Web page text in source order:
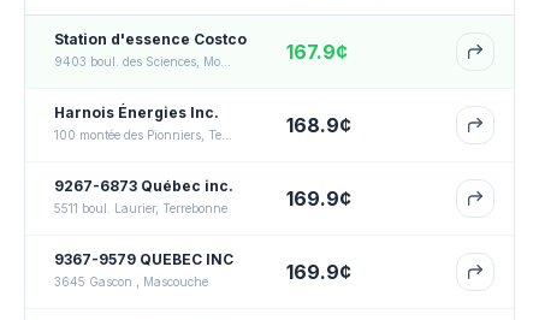
Station d'essence Costco
167.9¢
Harnois Énergies Inc.
168.9¢
9267-6873 Québec inc.
5511 boul. Laurier, Terrebonne 169.9¢
9367-9579 QUEBEC INC
3645 Gascon , Mascouche 169.9¢